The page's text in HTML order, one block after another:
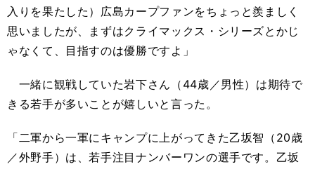
入りを果たした）広島カープファンをちょっと羨ましく
思いましたが、まずはクライマックス・シリーズとかじ
ゃなくて、目指すのは優勝ですよ」
一緒に観戦していた岩下さん（44歳／男性）は期待で
きる若手が多いことが嬉しいと言った。
「二軍から一軍にキャンプに上がってきた乙坂智（20歳
／外野手）は、若手注目ナンバーワンの選手です。乙坂